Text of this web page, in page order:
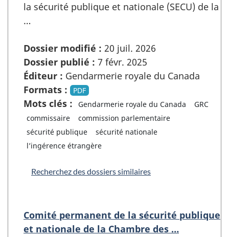
la sécurité publique et nationale (SECU) de la
…
Dossier modifié : 20 juil. 2026
Dossier publié : 7 févr. 2025
Éditeur : Gendarmerie royale du Canada
Formats :
PDF
Mots clés : Gendarmerie royale du Canada
GRC
commissaire
commission parlementaire
sécurité publique
sécurité nationale
l’ingérence étrangère
Recherchez des dossiers similaires
Comité permanent de la sécurité publique
et nationale de la Chambre des …